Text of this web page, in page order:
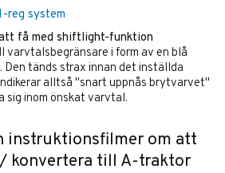
reg system
få med shiftlight-funktion
i form av en blå
Den tänds strax innan det inställda
alltså "snart uppnås brytvarvet"
sig inom önskat varvtal.
instruktionsfilmer om att
konvertera till A-traktor